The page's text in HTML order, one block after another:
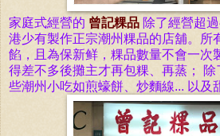
家庭式經營的 曾記粿品 除了經營超過
港少有製作正宗潮州粿品的店舖。所
餡，且為保新鲜，粿品數量不會一次
得差不多後攤主才再包粿、再蒸；
除
些潮州小吃如煎蠔餅、炒麵線... 以及